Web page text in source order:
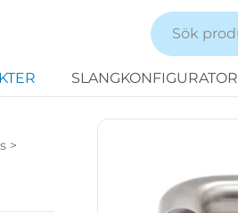
SLANGKONFIGURATOR
>